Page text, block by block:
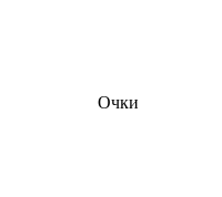
Очки